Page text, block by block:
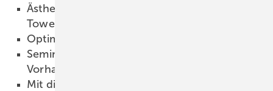
Ästhetik und Vogelschutz für den Porsche
Tower in Stuttgart
Optimierte Sicherheit mit Glas
Seminar: Planung und Montage von
Vorhangfassaden
Mit diesem 5-Punkte-Programm raus aus